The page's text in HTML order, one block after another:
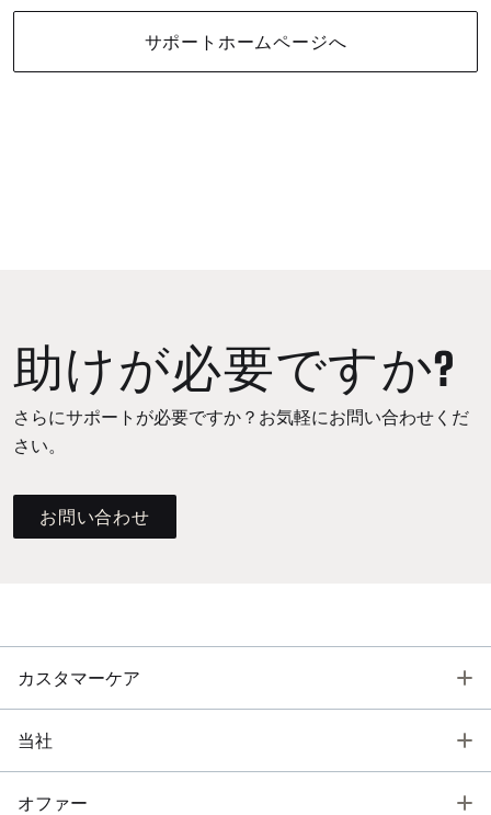
サポートホームページへ
助けが必要ですか?
さらにサポートが必要ですか？お気軽にお問い合わせくだ
さい。
お問い合わせ
カスタマーケア
当社
オファー